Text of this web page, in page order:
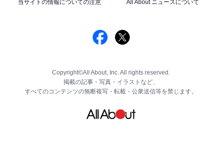
当サイトの情報についての注意
All About ニュースについて
Copyright©All About, Inc. All rights reserved.
掲載の記事・写真・イラストなど、
すべてのコンテンツの無断複写・転載・公衆送信等を禁じます。